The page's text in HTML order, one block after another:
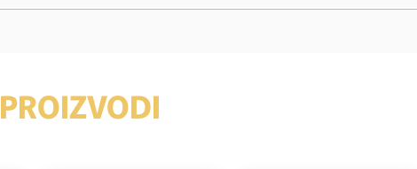
PROIZVODI